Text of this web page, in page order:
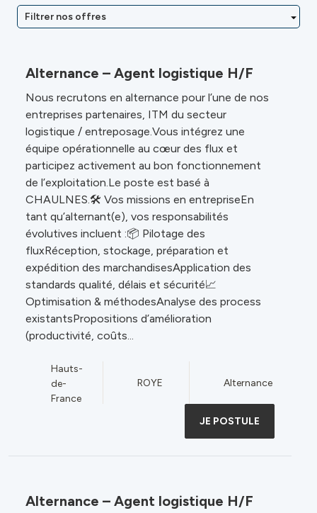
Filtrer nos offres
Alternance – Agent logistique H/F
Nous recrutons en alternance pour l’une de nos
entreprises partenaires, ITM du secteur
logistique / entreposage.Vous intégrez une
équipe opérationnelle au cœur des flux et
participez activement au bon fonctionnement
de l’exploitation.Le poste est basé à
CHAULNES.🛠️ Vos missions en entrepriseEn
tant qu’alternant(e), vos responsabilités
évolutives incluent :📦 Pilotage des
fluxRéception, stockage, préparation et
expédition des marchandisesApplication des
standards qualité, délais et sécurité📈
Optimisation & méthodesAnalyse des process
existantsPropositions d’amélioration
(productivité, coûts...
Hauts-
de-
France
ROYE Alternance
JE POSTULE
Alternance – Agent logistique H/F